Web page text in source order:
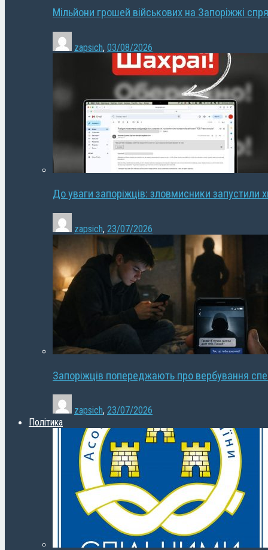
Мільйони грошей військових на Запоріжжі
zapsich, 03/08/2026
До уваги запоріжців: зловмисники запустили
zapsich, 23/07/2026
Запоріжців попереджають про вербування
zapsich, 23/07/2026
Політика